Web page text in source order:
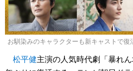
お馴染みのキャラクターも新キャストで復
松平健主演の人気時代劇「暴れ